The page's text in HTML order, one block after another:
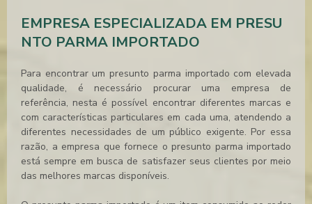
EMPRESA ESPECIALIZADA EM PRESU
NTO PARMA IMPORTADO
Para encontrar um presunto parma importado com elevada
qualidade, é necessário procurar uma empresa de
referência, nesta é possível encontrar diferentes marcas e
com características particulares em cada uma, atendendo a
diferentes necessidades de um público exigente. Por essa
razão, a empresa que fornece o presunto parma importado
está sempre em busca de satisfazer seus clientes por meio
das melhores marcas disponíveis.